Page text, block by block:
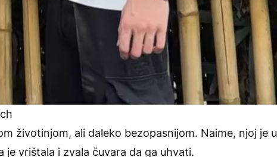
životinjom, ali daleko bezopasnijom. Naime, njoj je u
je vrištala i zvala čuvara da ga uhvati.